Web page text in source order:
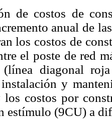
de costos de
anual de
los costos de
el poste de red
(línea diagonal
instalación y
los costos por
estímulo (9CU) a